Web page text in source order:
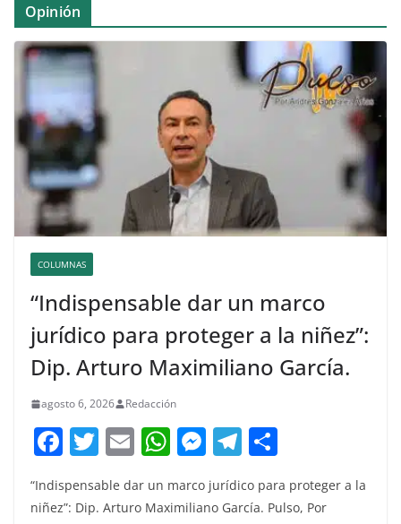
Opinión
COLUMNAS
“Indispensable dar un marco
jurídico para proteger a la niñez”:
Dip. Arturo Maximiliano García.
agosto 6, 2026 Redacción
F
c
T
w
itt
E
ai
W
at
M
e
ss
T
e m
“Indispensable dar un marco jurídico para proteger a la
niñez”: Dip. Arturo Maximiliano García. Pulso, Por